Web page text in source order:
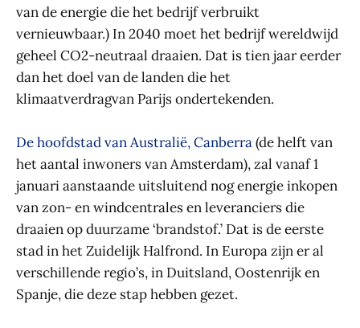
van de energie die het bedrijf verbruikt
vernieuwbaar.) In 2040 moet het bedrijf wereldwijd
geheel CO2-neutraal draaien. Dat is tien jaar eerder
dan het doel van de landen die het
klimaatverdragvan Parijs ondertekenden.
De hoofdstad van Australië, Canberra(de helft van
het aantal inwoners van Amsterdam), zal vanaf 1
januari aanstaande uitsluitend nog energie inkopen
van zon- en windcentrales en leveranciers die
draaien op duurzame ‘brandstof.’ Dat is de eerste
stad in het Zuidelijk Halfrond. In Europa zijn er al
verschillende regio’s, in Duitsland, Oostenrijk en
Spanje, die deze stap hebben gezet.